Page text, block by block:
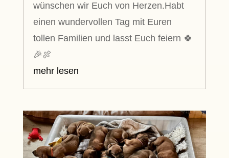
wünschen wir Euch von Herzen.Habt
einen wundervollen Tag mit Euren
tollen Familien und lasst Euch feiern 🍀
🎉🍖
mehr lesen